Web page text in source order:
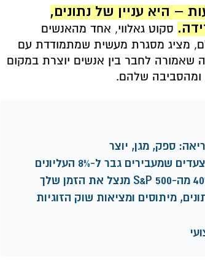
– היא עניין של נתונים,
סקוט גאלווי, אחד מהאנשים
מציג מסגרת מעשית שמתמודדת עם
שאמורה לחבר בין אנשים יוצרת במקום
ומהסביבה שלהם.
ספק, מגן, יוצר
גבר ל-8% העליונים
מיתוסים ומציאות שוק הזוגיות